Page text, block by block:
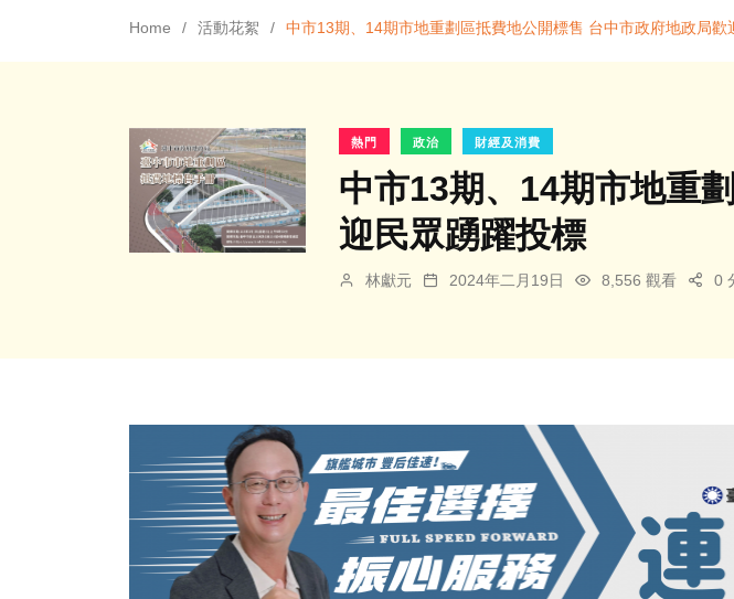
Home 活動花絮 中市13期、14期市地重劃區抵費地公開標售 台中市政府地政局歡
熱門 政治 財經及消費
中市13期、14期市地重
迎民眾踴躍投標
林獻元 2024年二月19日 8,556 觀看 0